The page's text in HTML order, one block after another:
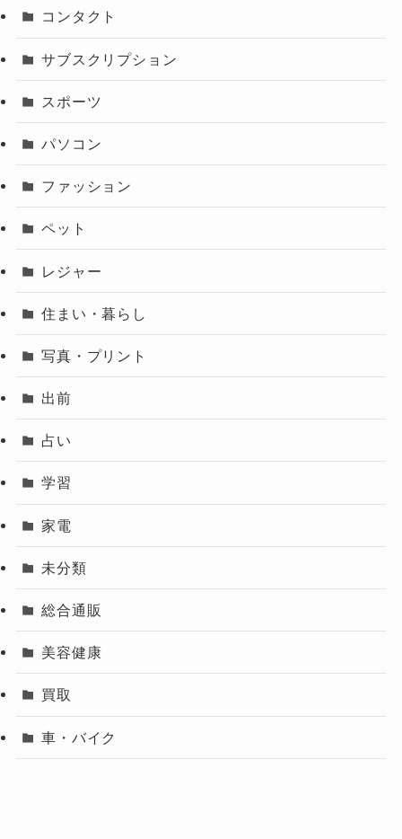
コンタクト
サブスクリプション
スポーツ
パソコン
ファッション
ペット
レジャー
住まい・暮らし
写真・プリント
出前
占い
学習
家電
未分類
総合通販
美容健康
買取
車・バイク